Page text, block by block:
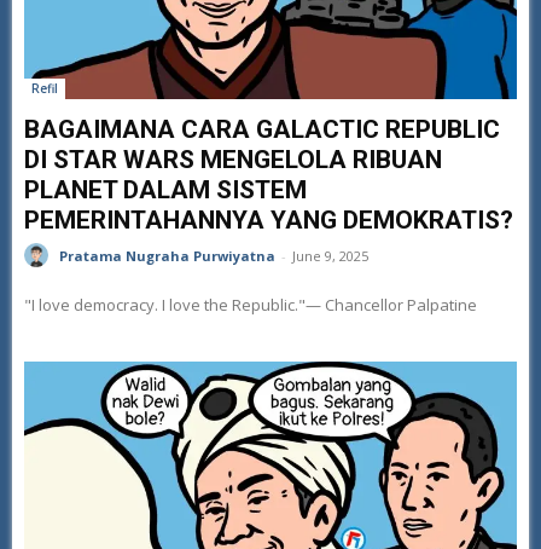
Refil
BAGAIMANA CARA GALACTIC REPUBLIC
DI STAR WARS MENGELOLA RIBUAN
PLANET DALAM SISTEM
PEMERINTAHANNYA YANG DEMOKRATIS?
Pratama Nugraha Purwiyatna - June 9, 2025
"I love democracy. I love the Republic."— Chancellor Palpatine